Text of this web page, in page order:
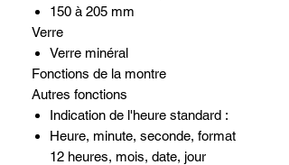
150 à 205 mm
Verre
Verre minéral
Fonctions de la montre
Autres fonctions
Indication de l'heure standard :
Heure, minute, seconde, format
12 heures, mois, date, jour